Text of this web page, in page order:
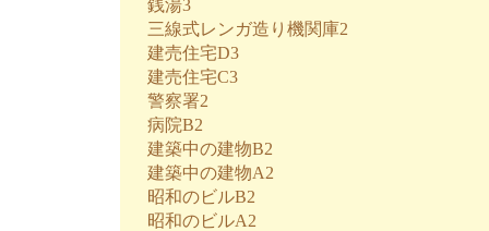
銭湯3
三線式レンガ造り機関庫2
建売住宅D3
建売住宅C3
警察署2
病院B2
建築中の建物B2
建築中の建物A2
昭和のビルB2
昭和のビルA2